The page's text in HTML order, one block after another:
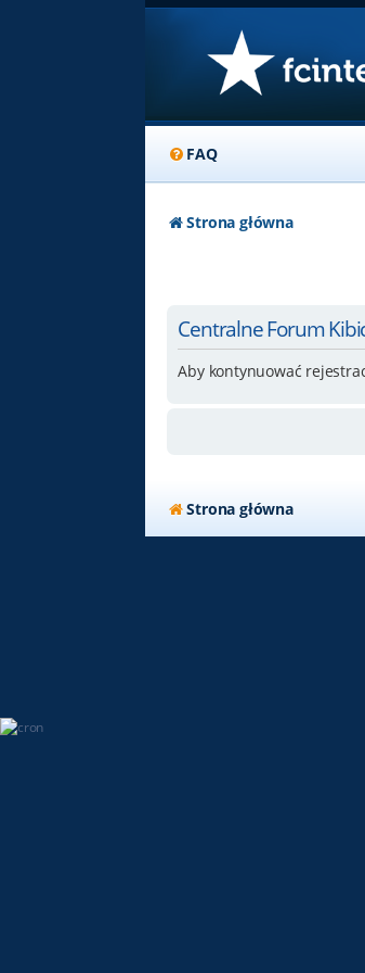
FAQ
Strona główna
Centralne Forum
Aby kontynuować
Strona główna